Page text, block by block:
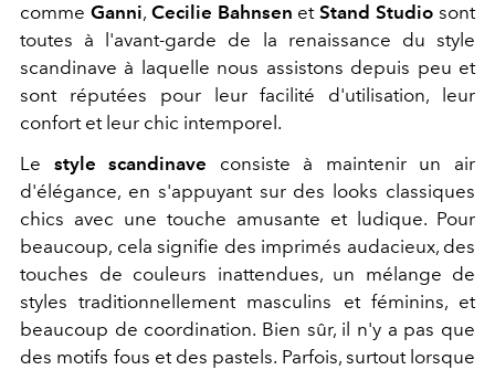
comme Ganni, Cecilie Bahnsen et Stand Studio sont
toutes à l'avant-garde de la renaissance du style
scandinave à laquelle nous assistons depuis peu et
sont réputées pour leur facilité d'utilisation, leur
confort et leur chic intemporel.
Le
style scandinave
consiste à maintenir un air
d'élégance, en s'appuyant sur des looks classiques
chics avec une touche amusante et ludique. Pour
beaucoup, cela signifie des imprimés audacieux, des
touches de couleurs inattendues, un mélange de
styles traditionnellement masculins et féminins, et
beaucoup de coordination. Bien sûr, il n'y a pas que
des motifs fous et des pastels. Parfois, surtout lorsque